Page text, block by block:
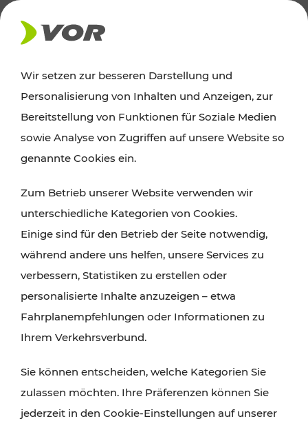
AKTUELLES
Ausflugstipps
Wien, Niederösterreich und das Burgenland
Wanderungen, Kultur und Gastronomie,
Radtouren oder purer Naturgenuss – viele
Attraktionen sind mit den Ticket- und Fahrplan-
Angeboten des VOR gut und schnell erreichbar.
Wir setzen zur besseren Darstellung und
Personalisierung von Inhalten und Anzeigen, zur
Bereitstellung von Funktionen für Soziale Medien
sowie Analyse von Zugriffen auf unsere Website so
genannte Cookies ein.
Zum Betrieb unserer Website verwenden wir
unterschiedliche Kategorien von Cookies.
Einige sind für den Betrieb der Seite notwendig,
während andere uns helfen, unsere Services zu
verbessern, Statistiken zu erstellen oder
personalisierte Inhalte anzuzeigen – etwa
Fahrplanempfehlungen oder Informationen zu
Ihrem Verkehrsverbund.
Sie können entscheiden, welche Kategorien Sie
zulassen möchten. Ihre Präferenzen können Sie
jederzeit in den Cookie-Einstellungen auf unserer